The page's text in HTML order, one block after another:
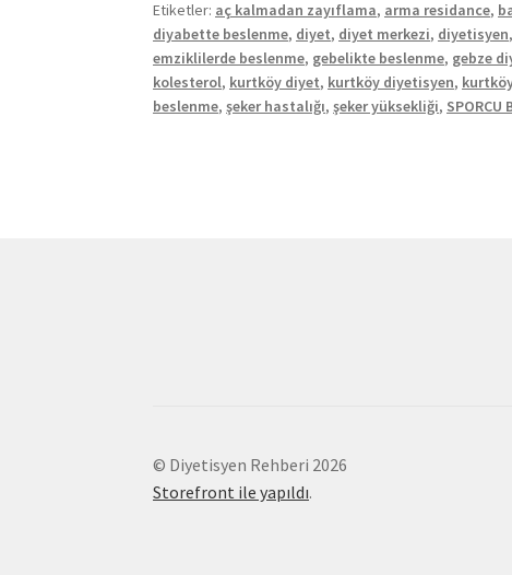
Etiketler: aç kalmadan zayıflama, arma residance,
diyabette beslenme, diyet, diyet merkezi, diyetisyen,
emziklilerde beslenme, gebelikte beslenme, gebze
kolesterol, kurtköy diyet, kurtköy diyetisyen,
beslenme,şeker hastalığı,şeker yüksekliği, SPORCU
© Diyetisyen Rehberi 2026
Storefront ile yapıldı.